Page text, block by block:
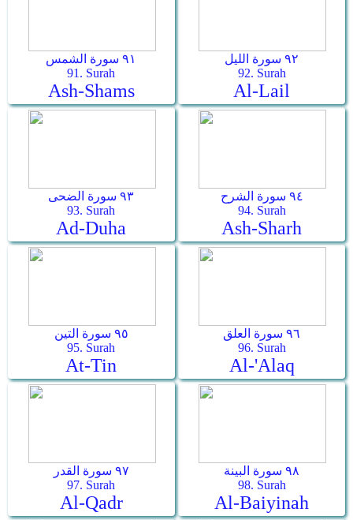
٩١ سورة الشمس
91. Surah
Ash-Shams
٩٢ سورة الليل
92. Surah
Al-Lail
٩٣ سورة الضحى
93. Surah
Ad-Duha
٩٤ سورة الشرح
94. Surah
Ash-Sharh
٩٥ سورة التين
95. Surah
At-Tin
٩٦ سورة العلق
96. Surah
Al-'Alaq
٩٧ سورة القدر
97. Surah
Al-Qadr
٩٨ سورة البينة
98. Surah
Al-Baiyinah